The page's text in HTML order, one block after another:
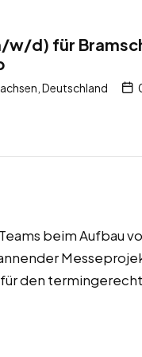
w/d) für
Deutschland
beim Aufbau
den